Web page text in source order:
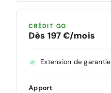
CRÉDIT GO
Dès 197 €/mois
Extension de garantie
Apport